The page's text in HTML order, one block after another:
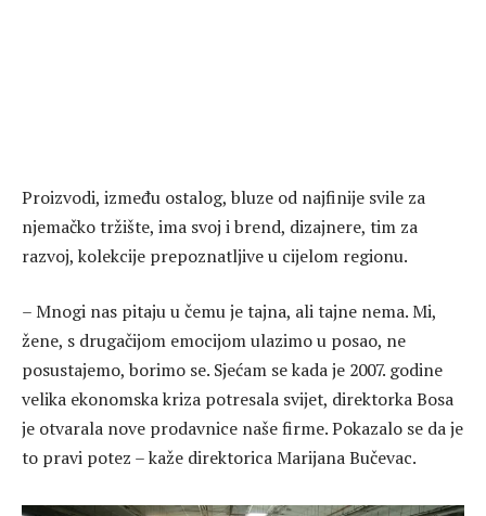
Proizvodi, između ostalog, bluze od najfinije svile za
njemačko tržište, ima svoj i brend, dizajnere, tim za
razvoj, kolekcije prepoznatljive u cijelom regionu.
– Mnogi nas pitaju u čemu je tajna, ali tajne nema. Mi,
žene, s drugačijom emocijom ulazimo u posao, ne
posustajemo, borimo se. Sjećam se kada je 2007. godine
velika ekonomska kriza potresala svijet, direktorka Bosa
je otvarala nove prodavnice naše firme. Pokazalo se da je
to pravi potez – kaže direktorica Marijana Bučevac.